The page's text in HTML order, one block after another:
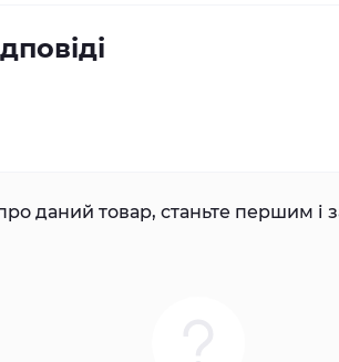
даний товар, станьте першим і